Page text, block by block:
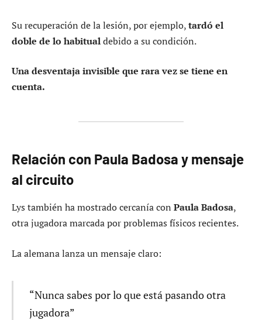
Su recuperación de la lesión, por ejemplo,tardó el
doble de lo habitualdebido a su condición.
Una desventaja invisible que rara vez se tiene en
cuenta.
Relación con Paula Badosa y mensaje
al circuito
Lys también ha mostrado cercanía con Paula Badosa,
otra jugadora marcada por problemas físicos recientes.
La alemana lanza un mensaje claro:
“Nunca sabes por lo que está pasando otra
jugadora”